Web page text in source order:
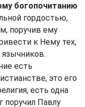
богопочитанию
гордостью,
поручив ему
к Нему тех,
язычников.
есть
это его
есть одна
поручил Павлу